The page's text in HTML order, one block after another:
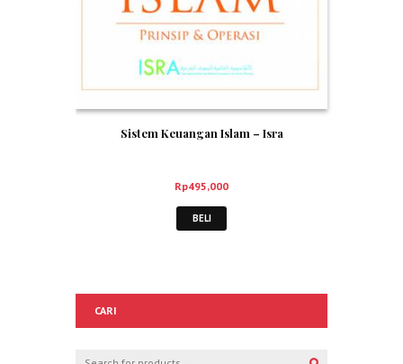
Sistem Keuangan Islam – Isra
Rp495,000
BELI
CARI